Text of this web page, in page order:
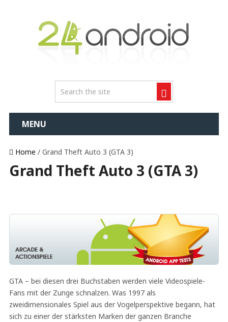
MENU
Home / Grand Theft Auto 3 (GTA 3)
Grand Theft Auto 3 (GTA 3)
GTA – bei diesen drei Buchstaben werden viele Videospiele-
Fans mit der Zunge schnalzen. Was 1997 als
zweidimensionales Spiel aus der Vogelperspektive begann, hat
sich zu einer der stärksten Marken der ganzen Branche